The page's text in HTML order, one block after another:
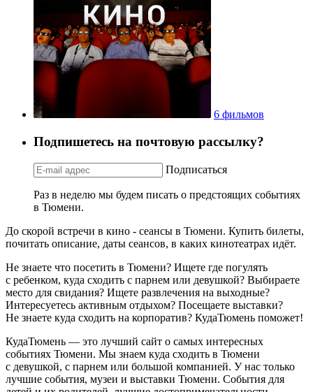
6 фильмов
Подпишетесь на почтовую рассылку?
Подписаться
Раз в неделю мы будем писать о предстоящих событиях
в Тюмени.
До скорой встречи в кино - сеансы в Тюмени. Купить билеты,
почитать описание, даты сеансов, в каких кинотеатрах идёт.
Не знаете что посетить в Тюмени? Ищете где погулять
с ребенком, куда сходить с парнем или девушкой? Выбираете
место для свидания? Ищете развлечения на выходные?
Интересуетесь активным отдыхом? Посещаете выставки?
Не знаете куда сходить на корпоратив? КудаТюмень поможет!
КудаТюмень — это лучший сайт о самых интересных
событиях Тюмени. Мы знаем куда сходить в Тюмени
с девушкой, с парнем или большой компанией. У нас только
лучшие события, музеи и выставки Тюмени. События для